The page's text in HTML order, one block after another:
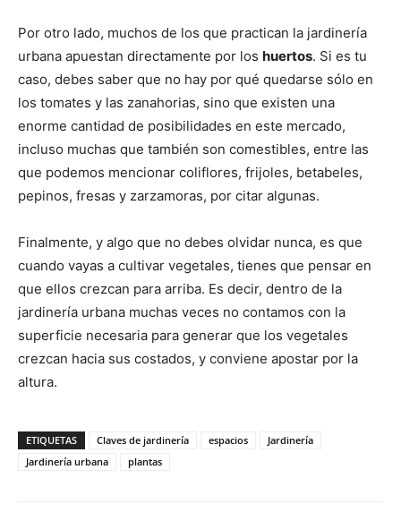
Por otro lado, muchos de los que practican la jardinería
urbana apuestan directamente por los huertos. Si es tu
caso, debes saber que no hay por qué quedarse sólo en
los tomates y las zanahorias, sino que existen una
enorme cantidad de posibilidades en este mercado,
incluso muchas que también son comestibles, entre las
que podemos mencionar coliflores, frijoles, betabeles,
pepinos, fresas y zarzamoras, por citar algunas.
Finalmente, y algo que no debes olvidar nunca, es que
cuando vayas a cultivar vegetales, tienes que pensar en
que ellos crezcan para arriba. Es decir, dentro de la
jardinería urbana muchas veces no contamos con la
superficie necesaria para generar que los vegetales
crezcan hacia sus costados, y conviene apostar por la
altura.
ETIQUETAS Claves de jardinería espacios
Jardinería
Jardinería urbana
plantas